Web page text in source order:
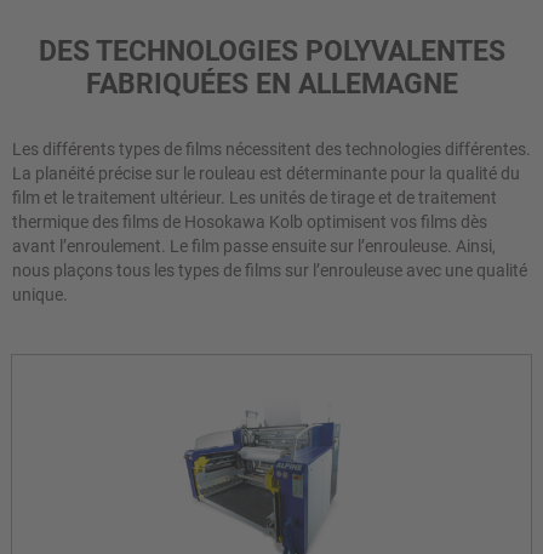
DES TECHNOLOGIES POLYVALENTES
FABRIQUÉES EN ALLEMAGNE
Les différents types de films nécessitent des technologies différentes.
La planéité précise sur le rouleau est déterminante pour la qualité du
film et le traitement ultérieur. Les unités de tirage et de traitement
thermique des films de Hosokawa Kolb optimisent vos films dès
avant l’enroulement. Le film passe ensuite sur l’enrouleuse. Ainsi,
nous plaçons tous les types de films sur l’enrouleuse avec une qualité
unique.